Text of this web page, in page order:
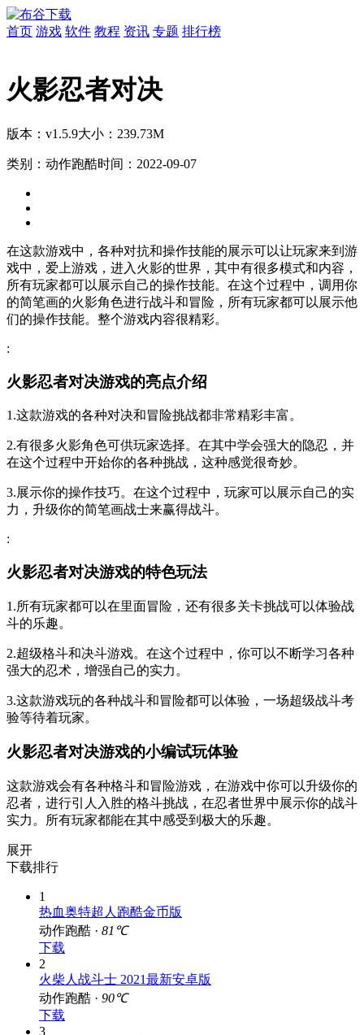
首页 游戏 软件 教程 资讯 专题 排行榜
火影忍者对决
版本：v1.5.9大小：239.73M
类别：动作跑酷时间：2022-09-07
在这款游戏中，各种对抗和操作技能的展示可以让玩家来到游
戏中，爱上游戏，进入火影的世界，其中有很多模式和内容，
所有玩家都可以展示自己的操作技能。在这个过程中，调用你
的简笔画的火影角色进行战斗和冒险，所有玩家都可以展示他
们的操作技能。整个游戏内容很精彩。
:
火影忍者对决游戏的亮点介绍
1.这款游戏的各种对决和冒险挑战都非常精彩丰富。
2.有很多火影角色可供玩家选择。在其中学会强大的隐忍，并
在这个过程中开始你的各种挑战，这种感觉很奇妙。
3.展示你的操作技巧。在这个过程中，玩家可以展示自己的实
力，升级你的简笔画战士来赢得战斗。
:
火影忍者对决游戏的特色玩法
1.所有玩家都可以在里面冒险，还有很多关卡挑战可以体验战
斗的乐趣。
2.超级格斗和决斗游戏。在这个过程中，你可以不断学习各种
强大的忍术，增强自己的实力。
3.这款游戏玩的各种战斗和冒险都可以体验，一场超级战斗考
验等待着玩家。
火影忍者对决游戏的小编试玩体验
这款游戏会有各种格斗和冒险游戏，在游戏中你可以升级你的
忍者，进行引人入胜的格斗挑战，在忍者世界中展示你的战斗
实力。所有玩家都能在其中感受到极大的乐趣。
展开
下载排行
1
热血奥特超人跑酷金币版
动作跑酷 · 81℃
下载
2
火柴人战斗士 2021最新安卓版
动作跑酷 · 90℃
下载
3